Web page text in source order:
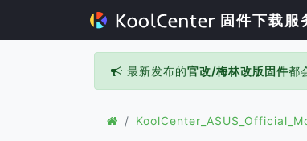
固件下载服
最新发布的官改/梅林改版固件都